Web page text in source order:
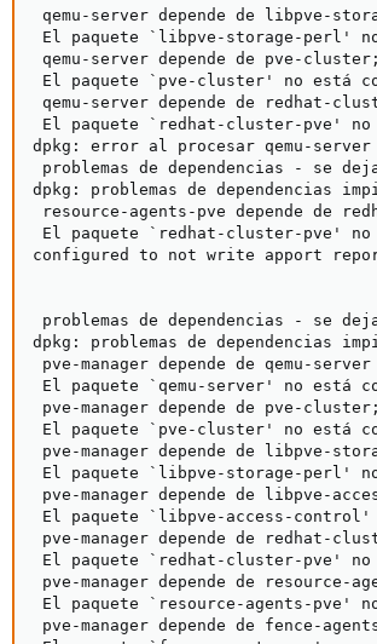
qemu-server depende de libpve-
El paquete `libpve-storage-perl'
qemu-server depende de pve-
El paquete `pve-cluster' no está
qemu-server depende de redhat-
El paquete `redhat-cluster-pve'
dpkg: error al procesar qemu-
problemas de dependencias - se
dpkg: problemas de dependencias
resource-agents-pve depende de
El paquete `redhat-cluster-pve'
configured to not write apport
problemas de dependencias - se
dpkg: problemas de dependencias
pve-manager depende de qemu-
El paquete `qemu-server' no está
pve-manager depende de pve-
El paquete `pve-cluster' no está
pve-manager depende de libpve-
El paquete `libpve-storage-perl'
pve-manager depende de libpve-
El paquete `libpve-access-
pve-manager depende de redhat-
El paquete `redhat-cluster-pve'
pve-manager depende de resource-
El paquete `resource-agents-pve'
pve-manager depende de fence-